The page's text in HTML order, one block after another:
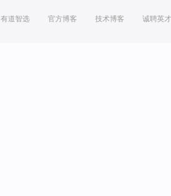
有道智选 官方博客 技术博客 诚聘英才